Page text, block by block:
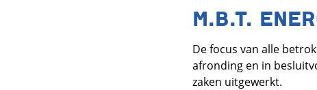
M.B.T.
De focus van alle
afronding en in
zaken uitgewerkt.